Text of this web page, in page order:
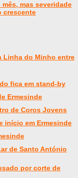
mas severidade
crescente
Linha do Minho entre
fica em stand-by
Ermesinde
de Coros Jovens
início em Ermesinde
de Santo António
por corte de